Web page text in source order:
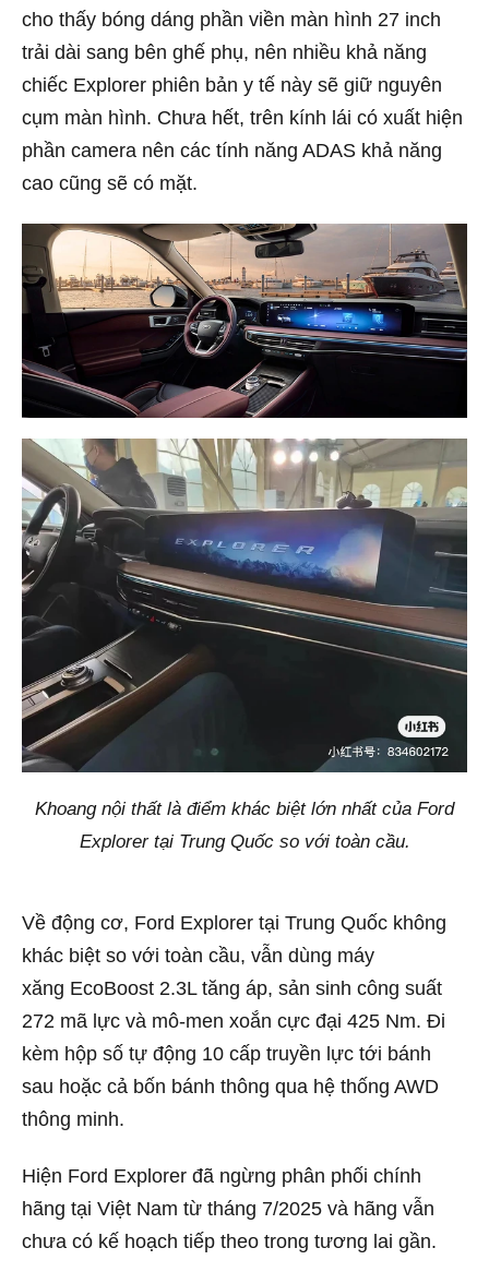
cho thấy bóng dáng phần viền màn hình 27 inch
trải dài sang bên ghế phụ, nên nhiều khả năng
chiếc Explorer phiên bản y tế này sẽ giữ nguyên
cụm màn hình. Chưa hết, trên kính lái có xuất hiện
phần camera nên các tính năng ADAS khả năng
cao cũng sẽ có mặt.
Khoang nội thất là điểm khác biệt lớn nhất của Ford
Explorer tại Trung Quốc so với toàn cầu.
Về động cơ, Ford Explorer tại Trung Quốc không
khác biệt so với toàn cầu, vẫn dùng máy
xăng EcoBoost 2.3L tăng áp, sản sinh công suất
272 mã lực và mô-men xoắn cực đại 425 Nm. Đi
kèm hộp số tự động 10 cấp truyền lực tới bánh
sau hoặc cả bốn bánh thông qua hệ thống AWD
thông minh.
Hiện Ford Explorer đã ngừng phân phối chính
hãng tại Việt Nam từ tháng 7/2025 và hãng vẫn
chưa có kế hoạch tiếp theo trong tương lai gần.